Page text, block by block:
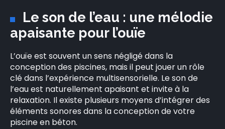
Le son de l’eau : une mélodie
apaisante pour l’ouïe
L’ouïe est souvent un sens négligé dans la
conception des piscines, mais il peut jouer un rôle
clé dans l’expérience multisensorielle. Le son de
l’eau est naturellement apaisant et invite à la
relaxation. Il existe plusieurs moyens d’intégrer des
éléments sonores dans la conception de votre
piscine en béton.